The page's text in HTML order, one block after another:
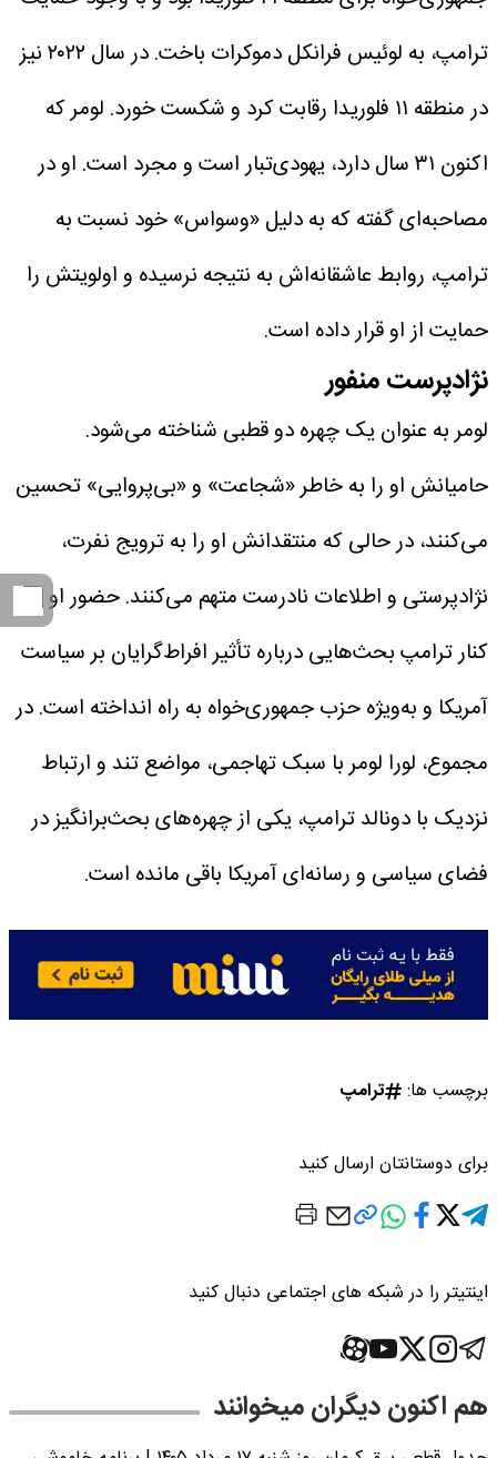
ترامپ، به لوئیس فرانکل دموکرات باخت. در سال ۲۰۲۲ نیز
در منطقه ۱۱ فلوریدا رقابت کرد و شکست خورد. لومر که
اکنون ۳۱ سال دارد، یهودی‌تبار است و مجرد است. او در
مصاحبه‌ای گفته که به دلیل «وسواس» خود نسبت به
ترامپ، روابط عاشقانه‌اش به نتیجه نرسیده و اولویتش را
حمایت از او قرار داده است.
نژادپرست منفور
لومر به عنوان یک چهره دو قطبی شناخته می‌شود.
حامیانش او را به خاطر «شجاعت» و «بی‌پروایی» تحسین
می‌کنند، در حالی که منتقدانش او را به ترویج نفرت،
نژادپرستی و اطلاعات نادرست متهم می‌کنند. حضور او در
کنار ترامپ بحث‌هایی درباره تأثیر افراط‌گرایان بر سیاست
آمریکا و به‌ویژه حزب جمهوری‌خواه به راه انداخته است. در
مجموع، لورا لومر با سبک تهاجمی، مواضع تند و ارتباط
نزدیک با دونالد ترامپ، یکی از چهره‌های بحث‌برانگیز در
فضای سیاسی و رسانه‌ای آمریکا باقی مانده است.
برچسب ها: ترامپ
برای دوستانتان ارسال کنید
اینتیتر را در شبکه های اجتماعی دنبال کنید
هم اکنون دیگران میخوانند